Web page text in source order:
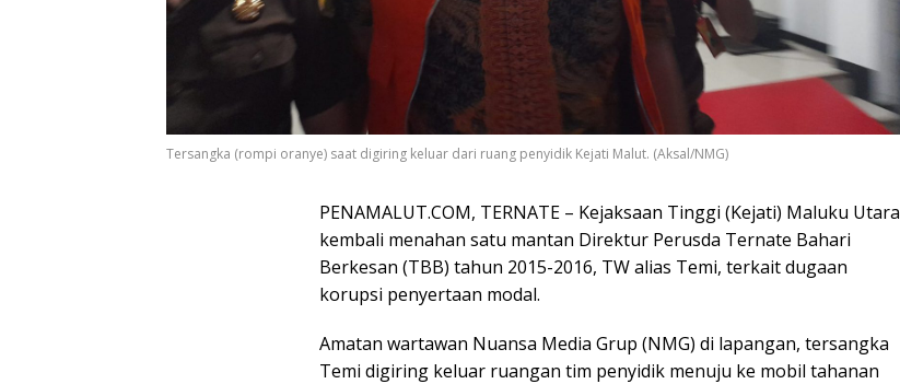
Tersangka (rompi oranye) saat digiring keluar dari ruang penyidik Kejati Malut. (Aksal/NMG)
PENAMALUT.COM, TERNATE – Kejaksaan Tinggi (Kejati) Maluku Utara
kembali menahan satu mantan Direktur Perusda Ternate Bahari
Berkesan (TBB) tahun 2015-2016, TW alias Temi, terkait dugaan
korupsi penyertaan modal.
Amatan wartawan Nuansa Media Grup (NMG) di lapangan, tersangka
Temi digiring keluar ruangan tim penyidik menuju ke mobil tahanan